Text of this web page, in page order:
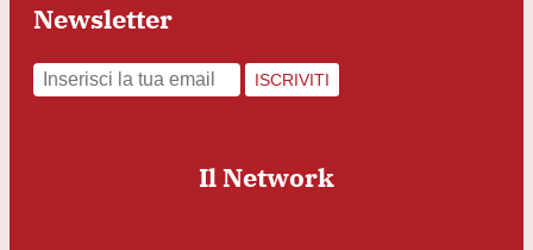
Newsletter
ISCRIVITI
Il Network